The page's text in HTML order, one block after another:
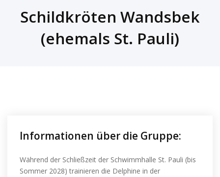
Schildkröten Wandsbek
(ehemals St. Pauli)
Informationen über die Gruppe:
Während der Schließzeit der Schwimmhalle St. Pauli (bis
Sommer 2028) trainieren die Delphine in der